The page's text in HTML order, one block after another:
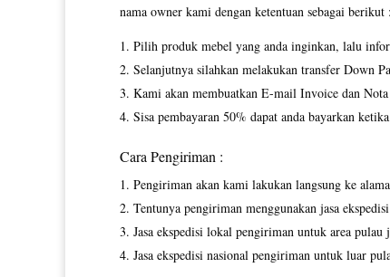
nama owner kami dengan ketentuan sebagai berikut :
Pilih produk mebel yang anda inginkan, lalu
Selanjutnya silahkan melakukan transfer Down
Kami akan membuatkan E-mail Invoice dan
Sisa pembayaran 50% dapat anda bayarkan
Cara Pengiriman :
Pengiriman akan kami lakukan langsung ke
Tentunya pengiriman menggunakan jasa
Jasa ekspedisi lokal pengiriman untuk area
Jasa ekspedisi nasional pengiriman untuk luar